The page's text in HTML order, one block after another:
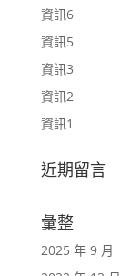
資訊6
資訊5
資訊3
資訊2
資訊1
近期留言
彙整
2025 年 9 月